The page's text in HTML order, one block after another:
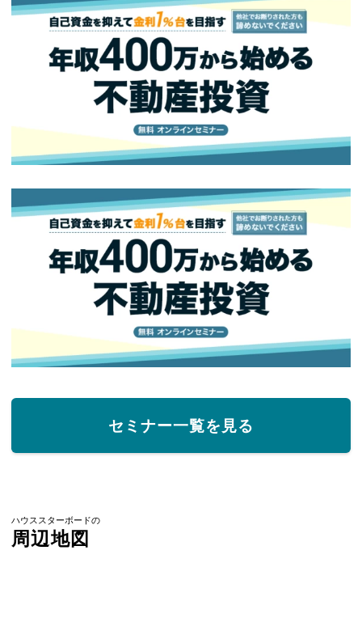
セミナー一覧を見る
ハウススターボードの
周辺地図